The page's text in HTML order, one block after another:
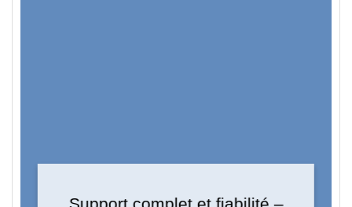
Support complet et fiabilité –